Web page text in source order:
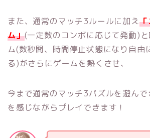
また、通常のマッチ3ルールに加え「
ム」(一定数のコンボに応じて発動)
ム(数秒間、時間停止状態になり自由
る)がさらにゲームを熱くさせ、
今まで通常のマッチ3パズルを遊ん
を感じながらプレイできます！